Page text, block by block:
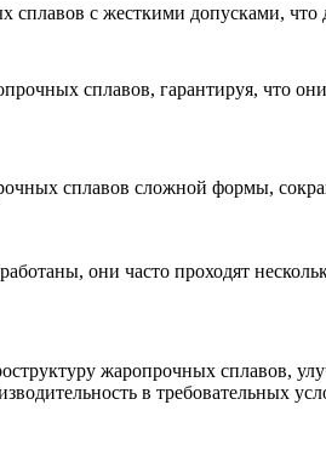
с жесткими допусками, что
сплавов, гарантируя, что
сплавов сложной формы,
они часто проходят
жаропрочных сплавов,
в требовательных